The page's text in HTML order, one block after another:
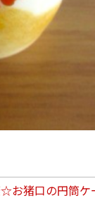
お猪口の円筒ケ